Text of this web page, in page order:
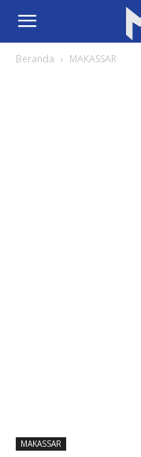
Beranda MAKASSAR
MAKASSAR